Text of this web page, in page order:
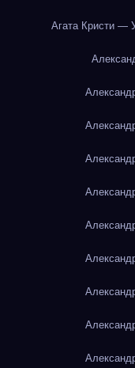
Агата Кристи —